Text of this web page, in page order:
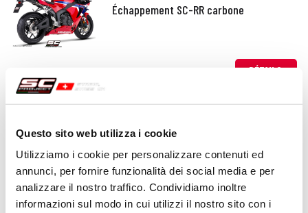
Questo sito web utilizza i cookie
Utilizziamo i cookie per personalizzare contenuti ed
annunci, per fornire funzionalità dei social media e per
analizzare il nostro traffico. Condividiamo inoltre
informazioni sul modo in cui utilizzi il nostro sito con i
Échappement SC-RR carbone
1 200,00 CHF
DÉTAILS
POUR LA COURSE UNIQUEMENT
Code:H53A-T185T-R
Échappement SC-RR titane